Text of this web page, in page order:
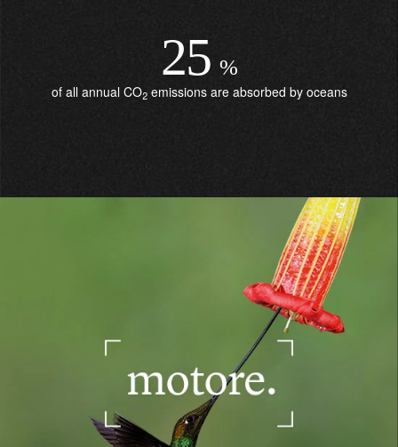
25 %
of all annual CO2emissions are absorbed by oceans